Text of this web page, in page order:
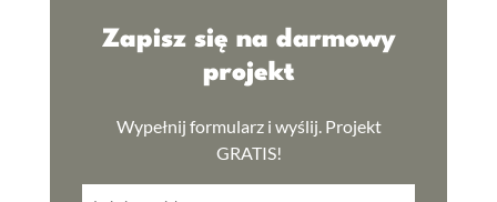
Zapisz się na darmowy
projekt
Wypełnij formularz i wyślij. Projekt
GRATIS!